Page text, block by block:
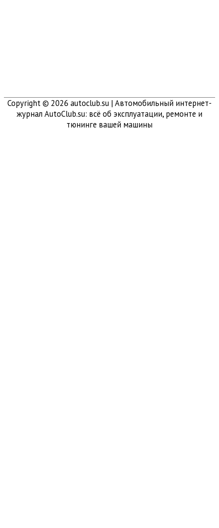
Copyright © 2026 autoclub.su | Автомобильный интернет-
журнал AutoClub.su: всё об эксплуатации, ремонте и
тюнинге вашей машины